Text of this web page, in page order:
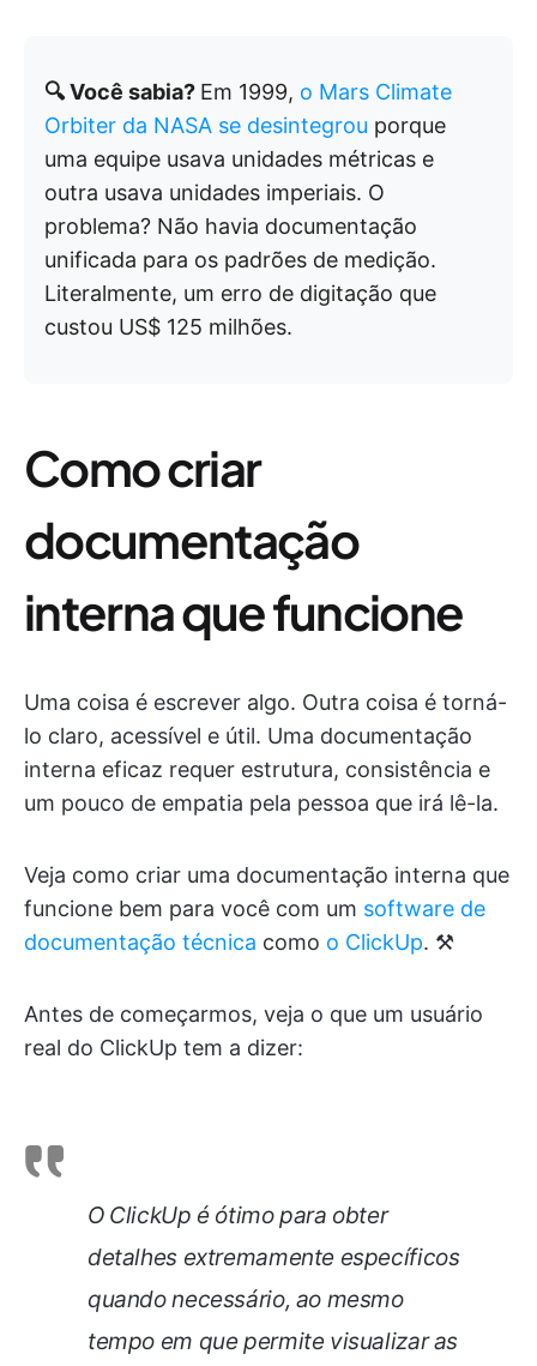
🔍 Você sabia? Em 1999, o Mars Climate
Orbiter da NASA se desintegrou porque
uma equipe usava unidades métricas e
outra usava unidades imperiais. O
problema? Não havia documentação
unificada para os padrões de medição.
Literalmente, um erro de digitação que
custou US$ 125 milhões.
Como criar
documentação
interna que funcione
Uma coisa é escrever algo. Outra coisa é torná-
lo claro, acessível e útil. Uma documentação
interna eficaz requer estrutura, consistência e
um pouco de empatia pela pessoa que irá lê-la.
Veja como criar uma documentação interna que
funcione bem para você com um software de
documentação técnica como o ClickUp. ⚒️
Antes de começarmos, veja o que um usuário
real do ClickUp tem a dizer:
O ClickUp é ótimo para obter
detalhes extremamente específicos
quando necessário, ao mesmo
tempo em que permite visualizar as